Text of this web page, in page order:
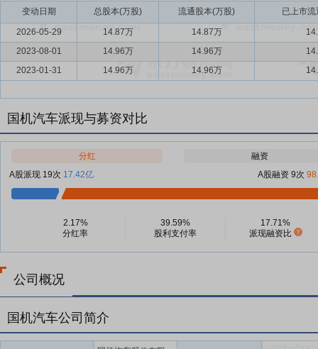
变动日期 总股本(万股) 流通股本(万股) 已上市
2026-05-29 14.87万 14.87万
2023-08-01
14.96万 14.96万
2023-01-31
14.96万 14.96万
国机汽车派现与募资对比
分红
融资
A股派现 19次 17.42亿 A股融资 9次
2.17%
分红率
39.59%
股利支付率
17.71%
派现融资比
公司概况
国机汽车公司简介